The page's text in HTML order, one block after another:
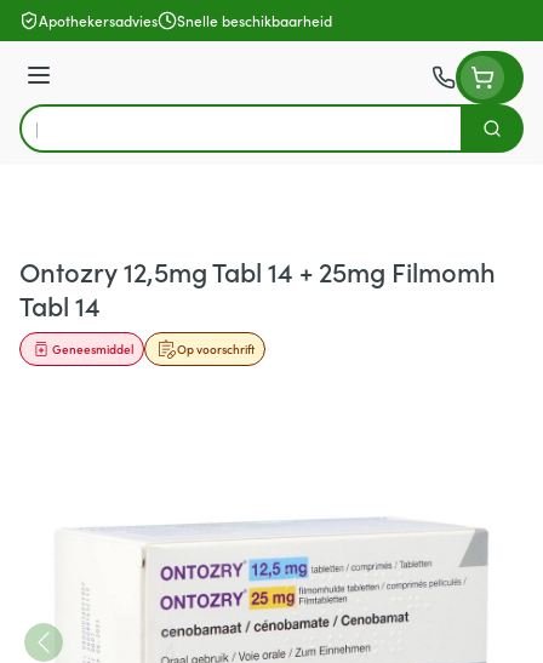
Ga naar de inhoud
Apothekersadvies Snelle beschikbaarheid
Menu
Product, merk, categorie...
Zoek
Ontozry 12,5mg Tabl 14 + 25mg Filmomh
Tabl 14
Op voorschrift
Geneesmiddel